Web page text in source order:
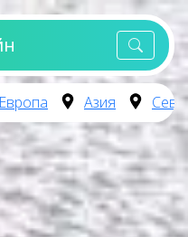
Европа Азия